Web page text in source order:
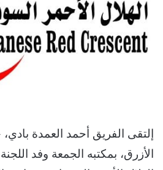
إلتقى الفريق أحمد العمدة بادي،
الأزرق، بمكتبه الجمعة وفد